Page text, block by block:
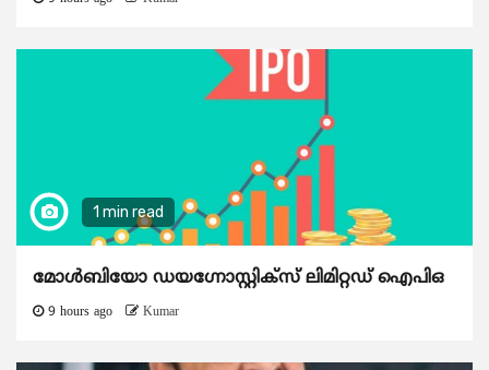
1 min read
മോൾബിയോ ഡയഗ്നോസ്റ്റിക്സ് ലിമിറ്റഡ് ഐപിഒ
9 hours ago Kumar